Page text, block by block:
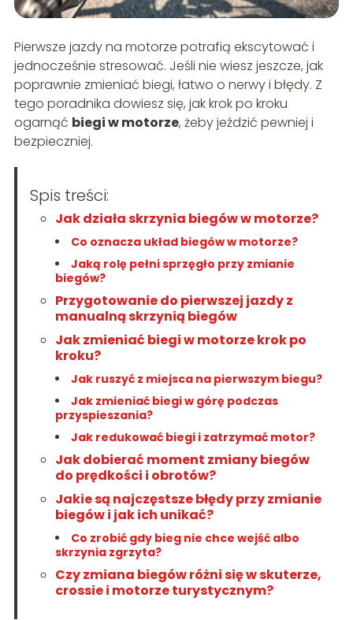
Pierwsze jazdy na motorze potrafią ekscytować i
jednocześnie stresować. Jeśli nie wiesz jeszcze, jak
poprawnie zmieniać biegi, łatwo o nerwy i błędy. Z
tego poradnika dowiesz się, jak krok po kroku
ogarnąć biegi w motorze, żeby jeździć pewniej i
bezpieczniej.
Spis treści:
Jak działa skrzynia biegów w motorze?
Co oznacza układ biegów w motorze?
Jaką rolę pełni sprzęgło przy zmianie
biegów?
Przygotowanie do pierwszej jazdy z
manualną skrzynią biegów
Jak zmieniać biegi w motorze krok po
kroku?
Jak ruszyć z miejsca na pierwszym biegu?
Jak zmieniać biegi w górę podczas
przyspieszania?
Jak redukować biegi i zatrzymać motor?
Jak dobierać moment zmiany biegów
do prędkości i obrotów?
Jakie są najczęstsze błędy przy zmianie
biegów i jak ich unikać?
Co zrobić gdy bieg nie chce wejść albo
skrzynia zgrzyta?
Czy zmiana biegów różni się w skuterze,
crossie i motorze turystycznym?